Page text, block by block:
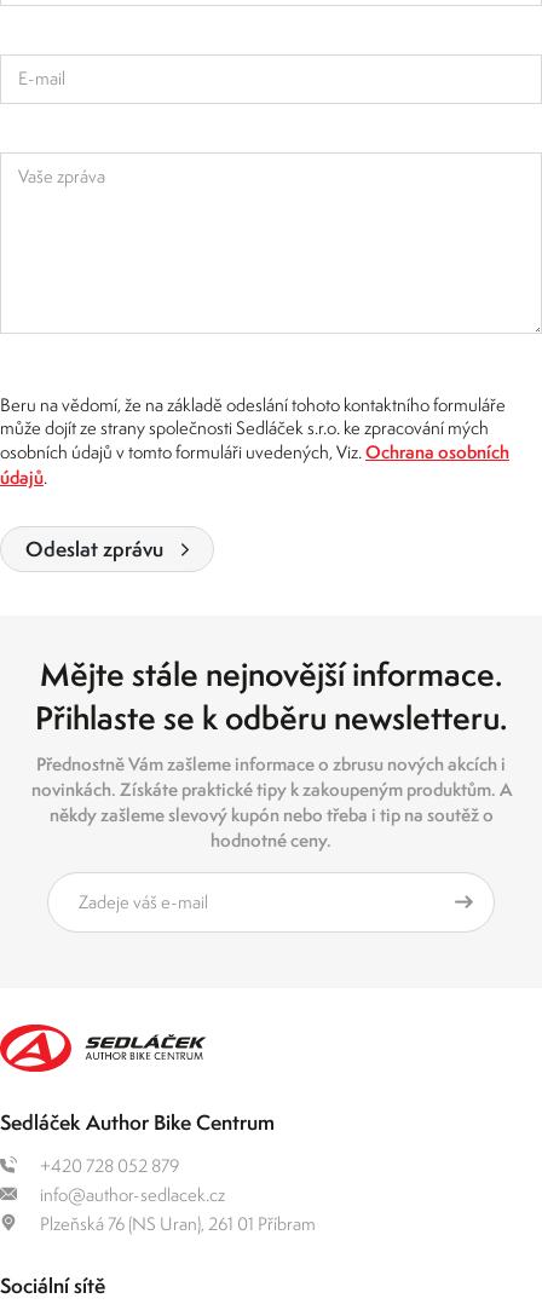
E-mail
Vaše zpráva
Beru na vědomí, že na základě odeslání tohoto kontaktního formuláře
může dojít ze strany společnosti Sedláček s.r.o. ke zpracování mých
osobních údajů v tomto formuláři uvedených, Viz. Ochrana osobních
údajů.
Odeslat zprávu
Mějte stále nejnovější informace.
Přihlaste se k odběru newsletteru.
Přednostně Vám zašleme informace o zbrusu nových akcích i
novinkách. Získáte praktické tipy k zakoupeným produktům. A
někdy zašleme slevový kupón nebo třeba i tip na soutěž o
hodnotné ceny.
Sedláček Author Bike Centrum
+420 728 052 879
info@author-sedlacek.cz
Plzeňská 76 (NS Uran), 261 01 Příbram
Sociální sítě